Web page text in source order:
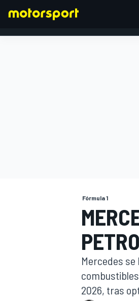
Fórmula 1
Mercedes
2026, tras